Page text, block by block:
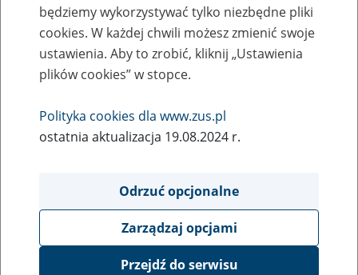
Formularz ZUS DRA
Opis:
Deklaracja rozliczeniowa
Aktualizacja formularza 30 kwietnia 2026 r.
Obowiązuje od rozliczeń za kwiecień 2026 r.
259 kB
WYPEŁNIJ I WYDRUKUJ
będziemy wykorzystywać tylko niezbędne pliki
cookies. W każdej chwili możesz zmienić swoje
ustawienia. Aby to zrobić, kliknij „Ustawienia
plików cookies” w stopce.
Polityka cookies dla www.zus.pl
ostatnia aktualizacja 19.08.2024 r.
Odrzuć opcjonalne
Zarządzaj opcjami
Przejdź do serwisu